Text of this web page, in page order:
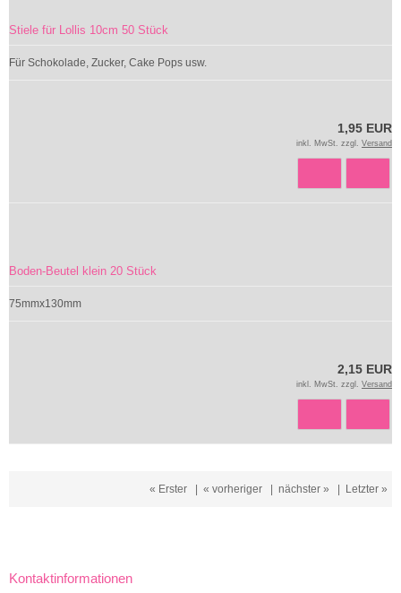
Stiele für Lollis 10cm 50 Stück
Für Schokolade, Zucker, Cake Pops usw.
1,95 EUR
inkl. MwSt. zzgl. Versand
Boden-Beutel klein 20 Stück
75mmx130mm
2,15 EUR
inkl. MwSt. zzgl. Versand
« Erster « vorheriger nächster » Letzter »
Kontaktinformationen